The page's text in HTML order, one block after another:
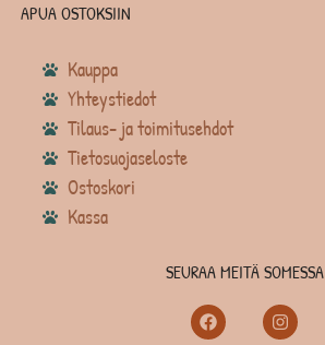
APUA OSTOKSIIN
Kauppa
Yhteystiedot
Tilaus- ja toimitusehdot
Tietosuojaseloste
Ostoskori
Kassa
SEURAA MEITÄ SOMESSA